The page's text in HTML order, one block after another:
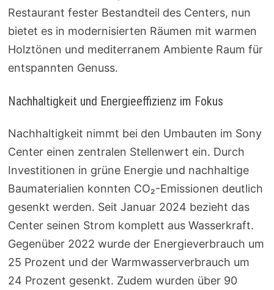
Restaurant fester Bestandteil des Centers, nun
bietet es in modernisierten Räumen mit warmen
Holztönen und mediterranem Ambiente Raum für
entspannten Genuss.
Nachhaltigkeit und Energieeffizienz im Fokus
Nachhaltigkeit nimmt bei den Umbauten im Sony
Center einen zentralen Stellenwert ein. Durch
Investitionen in grüne Energie und nachhaltige
Baumaterialien konnten CO₂-Emissionen deutlich
gesenkt werden. Seit Januar 2024 bezieht das
Center seinen Strom komplett aus Wasserkraft.
Gegenüber 2022 wurde der Energieverbrauch um
25 Prozent und der Warmwasserverbrauch um
24 Prozent gesenkt. Zudem wurden über 90